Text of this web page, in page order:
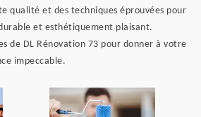
qualité et des techniques éprouvées pour
et esthétiquement plaisant.
de DL Rénovation 73 pour donner à votre
impeccable.